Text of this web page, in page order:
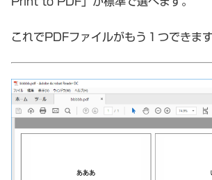
これでPDFファイルがもう１つできます